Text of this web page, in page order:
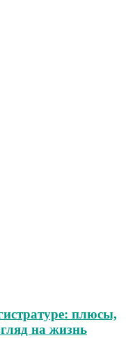
плюсы,
на жизнь